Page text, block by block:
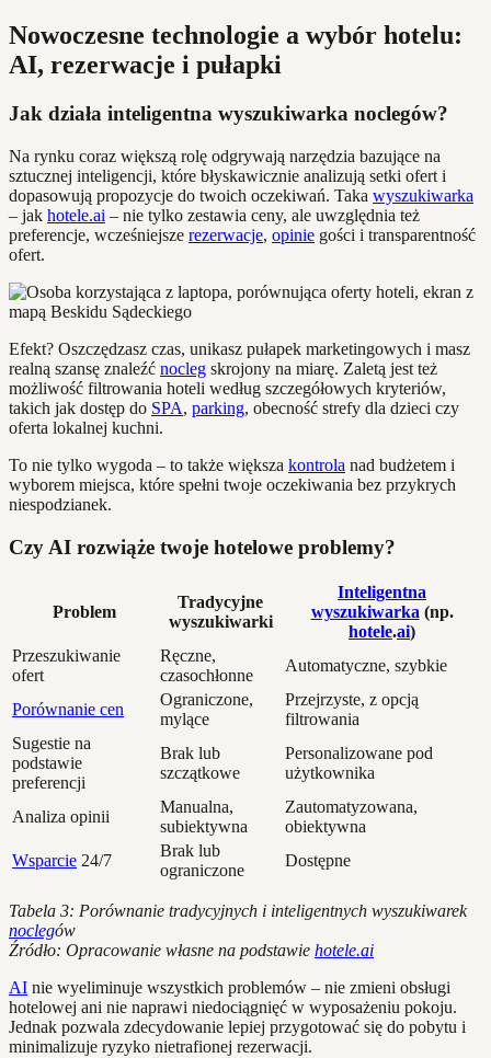
Nowoczesne technologie a wybór hotelu:
AI, rezerwacje i pułapki
Jak działa inteligentna wyszukiwarka noclegów?
Na rynku coraz większą rolę odgrywają narzędzia bazujące na
sztucznej inteligencji, które błyskawicznie analizują setki ofert i
dopasowują propozycje do twoich oczekiwań. Taka wyszukiwarka
– jak hotele.ai – nie tylko zestawia ceny, ale uwzględnia też
preferencje, wcześniejsze rezerwacje, opinie gości i transparentność
ofert.
Efekt? Oszczędzasz czas, unikasz pułapek marketingowych i masz
realną szansę znaleźć nocleg skrojony na miarę. Zaletą jest też
możliwość filtrowania hoteli według szczegółowych kryteriów,
takich jak dostęp do SPA, parking, obecność strefy dla dzieci czy
oferta lokalnej kuchni.
To nie tylko wygoda – to także większa kontrola nad budżetem i
wyborem miejsca, które spełni twoje oczekiwania bez przykrych
niespodzianek.
Czy AI rozwiąże twoje hotelowe problemy?
Problem
Tradycyjne
wyszukiwarki
Inteligentna
wyszukiwarka(np.
hotele.ai)
Przeszukiwanie
ofert
Ręczne,
czasochłonne
Automatyczne, szybkie
Porównanie cen
Ograniczone,
mylące
Przejrzyste, z opcją
filtrowania
Sugestie na
podstawie
preferencji
Brak lub
szczątkowe
Personalizowane pod
użytkownika
Analiza opinii
Manualna,
subiektywna
Zautomatyzowana,
obiektywna
Wsparcie 24/7
Brak lub
ograniczone
Dostępne
Tabela 3: Porównanie tradycyjnych i inteligentnych wyszukiwarek
noclegów
Źródło: Opracowanie własne na podstawie hotele.ai
AI nie wyeliminuje wszystkich problemów – nie zmieni obsługi
hotelowej ani nie naprawi niedociągnięć w wyposażeniu pokoju.
Jednak pozwala zdecydowanie lepiej przygotować się do pobytu i
minimalizuje ryzyko nietrafionej rezerwacji.